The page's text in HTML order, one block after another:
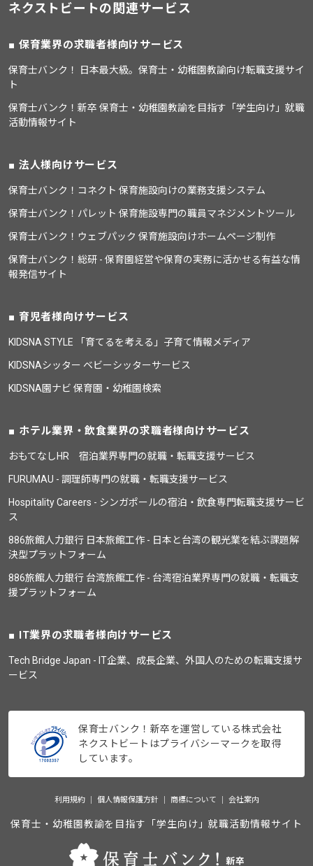
ネクストビートの関連サービス
保育業界の求職者様向けサービス
保育士バンク！ 日本最大級。保育士・幼稚園教諭向け転職支援サイ
ト
保育士バンク！新卒 保育士・幼稚園教諭を目指す「学生向け」就職
活動情報サイト
法人様向けサービス
保育士バンク！コネクト 保育施設向けの業務支援システム
保育士バンク！パレット 保育施設専門の職員マネジメントツール
保育士バンク！ウェブパック 保育施設向けホームページ制作
保育士バンク！総研 - 保育園経営や保育の実務に活かせる有益な情
報発信サイト
育児者様向けサービス
KIDSNA STYLE 「育てるを考える」子育て情報メディア
KIDSNAシッター ベビーシッターサービス
KIDSNA園ナビ 保育園・幼稚園検索
ホテル業界・飲食業界の求職者様向けサービス
おもてなしHR 宿泊業界専門の就職・転職支援サービス
FURUMAU - 調理師専門の就職・転職支援サービス
Hospitality Careers - シンガポールの宿泊・飲食専門転職支援サービ
ス
886旅館人力銀行 日本旅館工作 - 日本と台湾の観光業を結ぶ課題解
決型プラットフォーム
886旅館人力銀行 台湾旅館工作 - 台湾宿泊業界専門の就職・転職支
援プラットフォーム
IT業界の求職者様向けサービス
Tech Bridge Japan - IT企業、成長企業、外国人のための転職支援サ
ービス
保育士バンク！新卒を運営している株式会社
ネクストビートはプライバシーマークを取得
しています。
利用規約 個人情報保護方針 商標について 会社案内
保育士・幼稚園教諭を目指す「学生向け」就職活動情報サイト